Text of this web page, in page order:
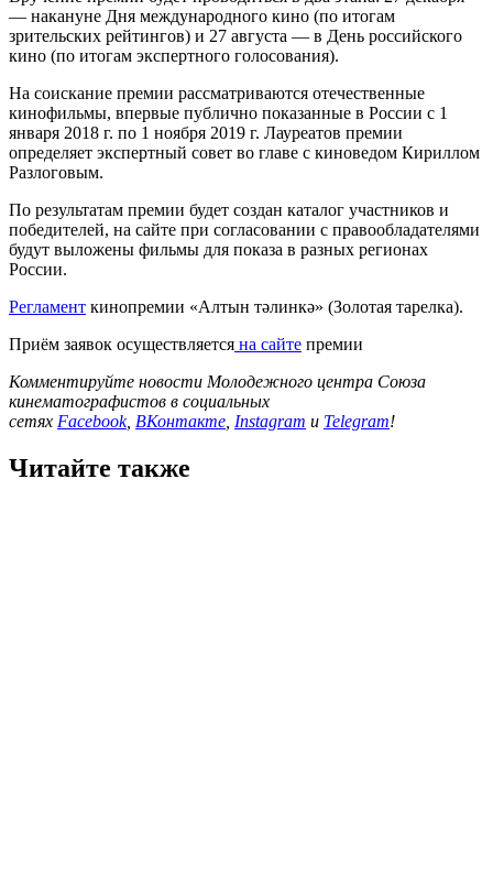
— накануне Дня международного кино (по итогам
зрительских рейтингов) и 27 августа — в День российского
кино (по итогам экспертного голосования).
На соискание премии рассматриваются отечественные
кинофильмы, впервые публично показанные в России c 1
января 2018 г. по 1 ноября 2019 г. Лауреатов премии
определяет экспертный совет во главе с киноведом Кириллом
Разлоговым.
По результатам премии будет создан каталог участников и
победителей, на сайте при согласовании с правообладателями
будут выложены фильмы для показа в разных регионах
России.
Регламент кинопремии «Алтын тәлинкә» (Золотая тарелка).
Приём заявок осуществляется на сайте премии
Комментируйте новости Молодежного центра Союза
кинематографистов в социальных
сетях Facebook, ВКонтакте Instagram и Telegram!
Читайте также